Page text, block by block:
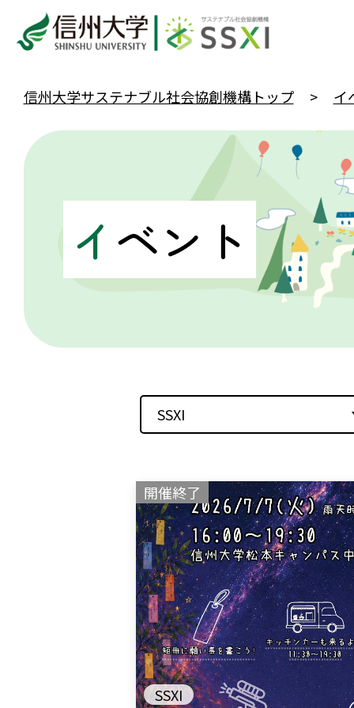
信州大学サステナブル社会協創機構トップ イ
イ ベント
SSXI
SSXI
開催終了